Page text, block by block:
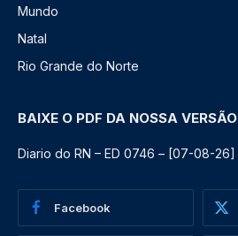
Mundo
Natal
Rio Grande do Norte
BAIXE O PDF DA NOSSA
Diario do RN – ED 0746 – [07-08-26]
Facebook